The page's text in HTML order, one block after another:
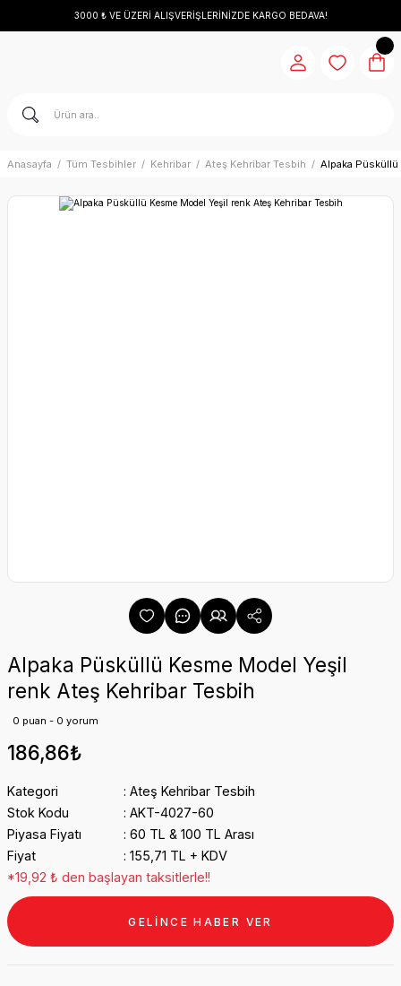
3000 ₺ VE ÜZERİ ALIŞVERİŞLERİNİZDE KARGO BEDAVA!
Anasayfa Tüm Tesbihler Kehribar Ateş Kehribar Tesbih Alpaka
Alpaka Püsküllü Kesme Model Yeşil
renk Ateş Kehribar Tesbih
0 puan - 0 yorum
186,86₺
Kategori
Ateş Kehribar Tesbih
Stok Kodu
AKT-4027-60
Piyasa Fiyatı
60 TL & 100 TL Arası
Fiyat
155,71 TL + KDV
*19,92 ₺ den başlayan taksitlerle!!
GELİNCE HABER VER